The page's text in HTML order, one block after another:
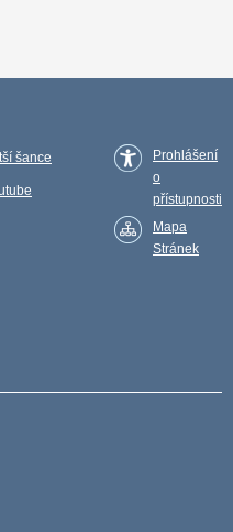
šance
Prohlášení
o
přístupnosti
Mapa
Stránek